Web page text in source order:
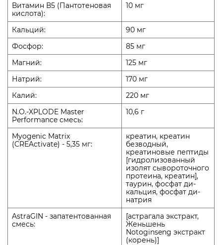
Витамин В5 (Пантотеновая
кислота):
10 мг
Кальций:
90 мг
Фосфор:
85 мг
Магний:
125 мг
Натрий:
170 мг
Калий:
220 мг
N.O.-XPLODE Master
Performance смесь:
10,6 г
Myogenic Matrix
(CREActivate) - 5,35 мг:
креатин, креатин
безводный,
креатиновые пептиды
[гидролизованный
изолят сывороточного
протеина, креатин],
таурин, фосфат ди-
кальция, фосфат ди-
натрия
AstraGIN - запатентованная
смесь:
[астрагала экстракт,
Женьшень
Notoginseng экстракт
(корень)]